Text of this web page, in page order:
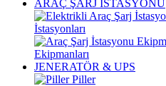
ARAÇ ŞARJ İSTASYONU
İstasyonları
Ekipmanları
JENERATÖR & UPS
Piller